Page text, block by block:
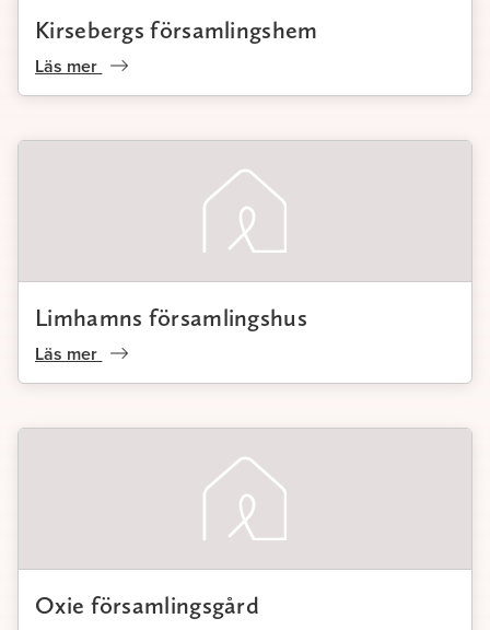
Kirsebergs församlingshem
Läs mer
Limhamns församlingshus
Läs mer
Oxie församlingsgård